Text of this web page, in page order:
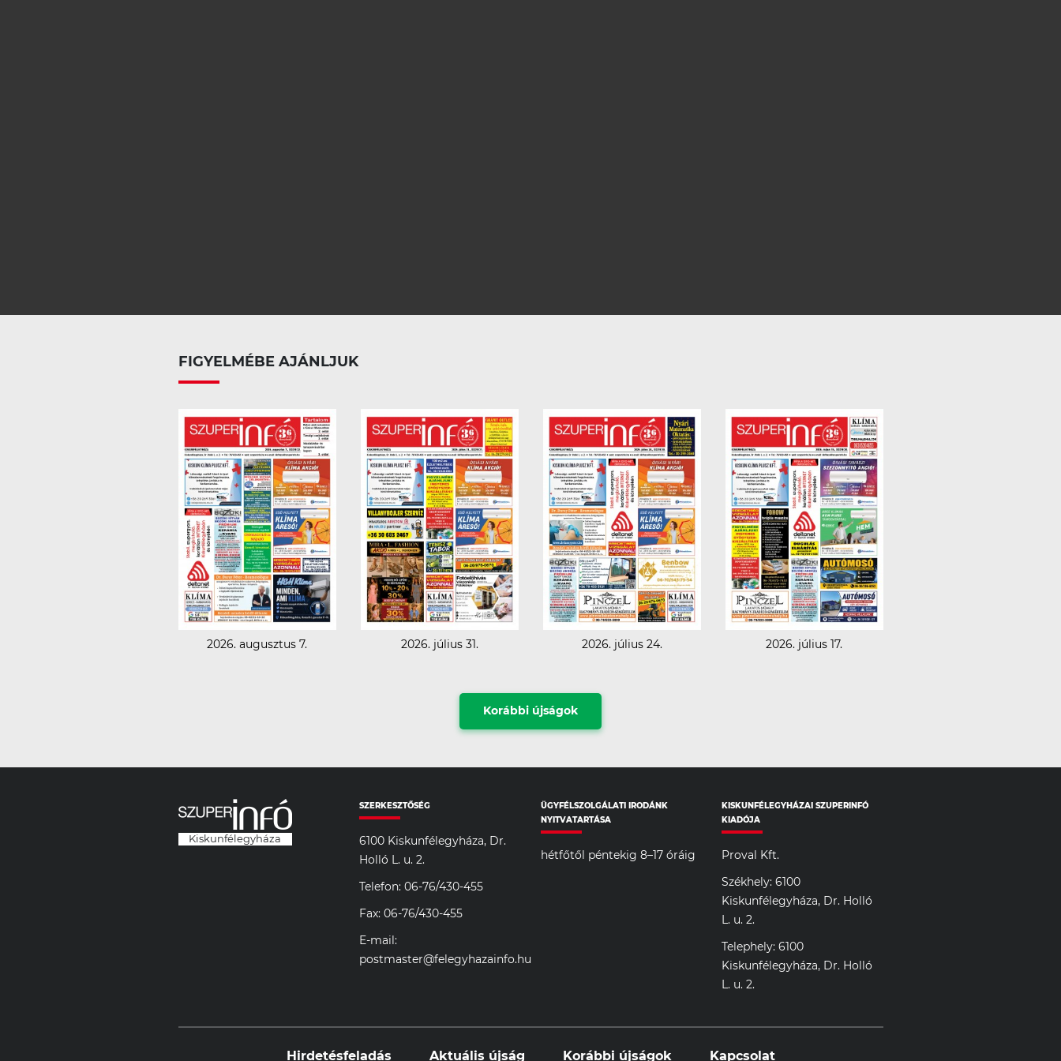
FIGYELMÉBE AJÁNLJUK
2026. augusztus 7. 2026. július 31. 2026. július 24. 2026. július 17.
Korábbi újságok
Kiskunfélegyháza
SZERKESZTŐSÉG
6100 Kiskunfélegyháza, Dr.
Holló L. u. 2.
Telefon: 06-76/430-455
Fax: 06-76/430-455
E-mail:
postmaster@felegyhazainfo.hu
ÜGYFÉLSZOLGÁLATI IRODÁNK
NYITVATARTÁSA
hétfőtől péntekig 8–17 óráig
KISKUNFÉLEGYHÁZAI SZUPERINFÓ
KIADÓJA
Proval Kft.
Székhely: 6100
Kiskunfélegyháza, Dr. Holló
L. u. 2.
Telephely: 6100
Kiskunfélegyháza, Dr. Holló
L. u. 2.
Hirdetésfeladás Aktuális újság Korábbi újságok Kapcsolat